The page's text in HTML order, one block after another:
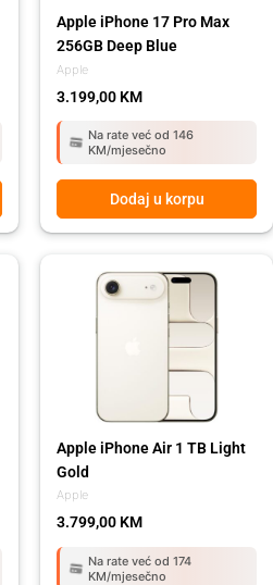
Apple
Apple iPhone 17 Pro Max
256GB Deep Blue
3.199,00 KM
Na rate već od 146
KM/mjesečno
Dodaj u korpu
Apple
Apple iPhone Air 1 TB Light
Gold
3.799,00 KM
Na rate već od 174
KM/mjesečno